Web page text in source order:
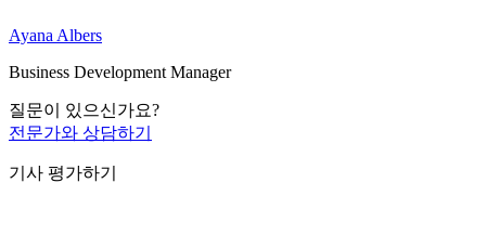
Ayana Albers
Business Development Manager
질문이 있으신가요?
전문가와 상담하기
기사 평가하기